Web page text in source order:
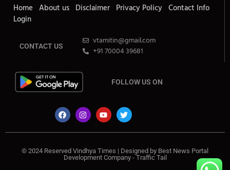
Home About us Disclaimer Privacy Policy Contact Info
Login
CONTACT US
vtamitin@gmail.com
+91 70004 39681
FOLLOW US ON
© 2024 Reserved Vindhya Times | Designed by Best News Portal
Development Company- Traffic Tail